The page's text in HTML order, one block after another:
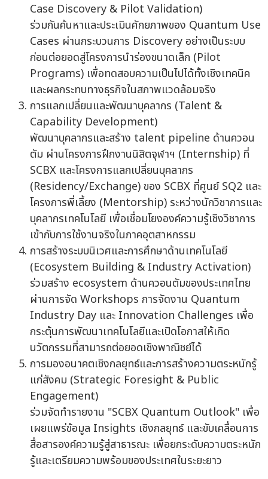
Case Discovery & Pilot Validation)
ร่วมกันค้นหาและประเมินศักยภาพของ Quantum Use
Cases ผ่านกระบวนการ Discovery อย่างเป็นระบบ
ก่อนต่อยอดสู่โครงการนำร่องขนาดเล็ก (Pilot
Programs) เพื่อทดสอบความเป็นไปได้ทั้งเชิงเทคนิค
และผลกระทบทางธุรกิจในสภาพแวดล้อมจริง
การแลกเปลี่ยนและพัฒนาบุคลากร (Talent &
Capability Development)
พัฒนาบุคลากรและสร้าง talent pipeline ด้านควอน
ตัม ผ่านโครงการฝึกงานนิสิตจุฬาฯ (Internship) ที่
SCBX และโครงการแลกเปลี่ยนบุคลากร
(Residency/Exchange) ของ SCBX ที่ศูนย์ SQ2 และ
โครงการพี่เลี้ยง (Mentorship) ระหว่างนักวิชาการและ
บุคลากรเทคโนโลยี เพื่อเชื่อมโยงองค์ความรู้เชิงวิชาการ
เข้ากับการใช้งานจริงในภาคอุตสาหกรรม
การสร้างระบบนิเวศและการศึกษาด้านเทคโนโลยี
(Ecosystem Building & Industry Activation)
ร่วมสร้าง ecosystem ด้านควอนตัมของประเทศไทย
ผ่านการจัด Workshops การจัดงาน Quantum
Industry Day และ Innovation Challenges เพื่อ
กระตุ้นการพัฒนาเทคโนโลยีและเปิดโอกาสให้เกิด
นวัตกรรมที่สามารถต่อยอดเชิงพาณิชย์ได้
การมองอนาคตเชิงกลยุทธ์และการสร้างความตระหนักรู้
แก่สังคม (Strategic Foresight & Public
Engagement)
ร่วมจัดทำรายงาน "SCBX Quantum Outlook" เพื่อ
เผยแพร่ข้อมูล Insights เชิงกลยุทธ์ และขับเคลื่อนการ
สื่อสารองค์ความรู้สู่สาธารณะ เพื่อยกระดับความตระหนัก
รู้และเตรียมความพร้อมของประเทศในระยะยาว